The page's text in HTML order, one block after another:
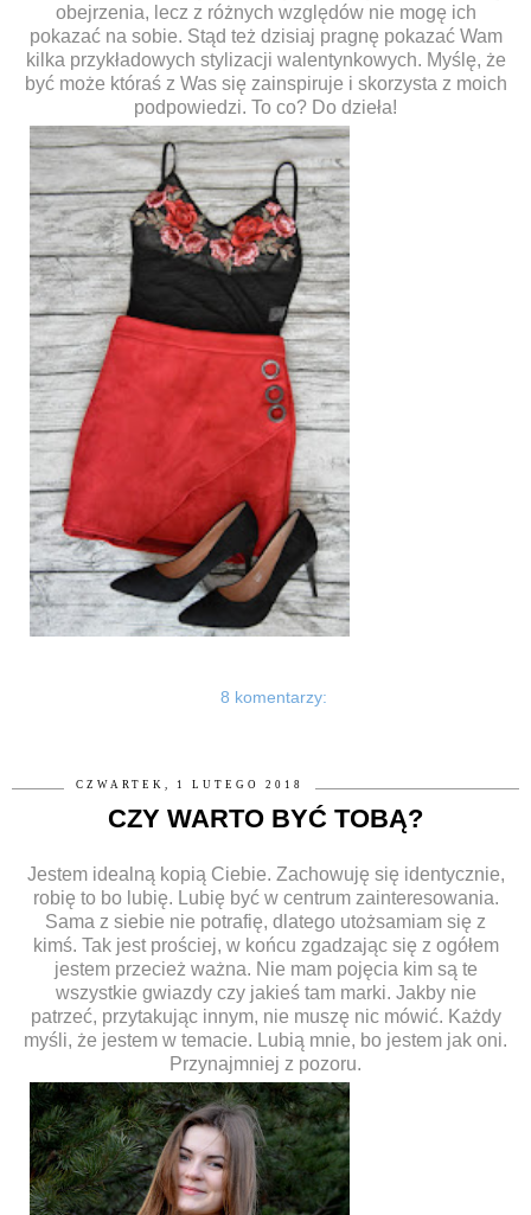
obejrzenia, lecz z różnych względów nie mogę ich
pokazać na sobie. Stąd też dzisiaj pragnę pokazać Wam
kilka przykładowych stylizacji walentynkowych. Myślę, że
być może któraś z Was się zainspiruje i skorzysta z moich
podpowiedzi. To co? Do dzieła!
8 komentarzy:
CZWARTEK, 1 LUTEGO 2018
CZY WARTO BYĆ TOBĄ?
Jestem idealną kopią Ciebie. Zachowuję się identycznie,
robię to bo lubię. Lubię być w centrum zainteresowania.
Sama z siebie nie potrafię, dlatego utożsamiam się z
kimś. Tak jest prościej, w końcu zgadzając się z ogółem
jestem przecież ważna. Nie mam pojęcia kim są te
wszystkie gwiazdy czy jakieś tam marki. Jakby nie
patrzeć, przytakując innym, nie muszę nic mówić. Każdy
myśli, że jestem w temacie. Lubią mnie, bo jestem jak oni.
Przynajmniej z pozoru.